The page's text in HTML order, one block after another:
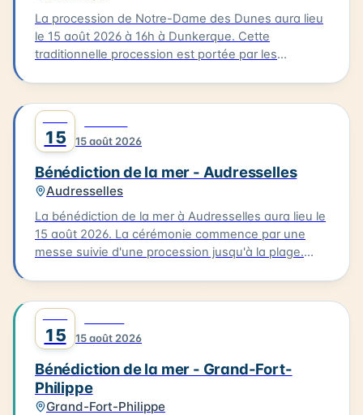
La procession de Notre-Dame des Dunes aura lieu
le 15 août 2026 à 16h à Dunkerque. Cette
traditionnelle procession est portée par les
Notre-Dame des Dunes jusqu'au quai des Anglais.
Là, se déroule la bénédiction, suivie d'une sortie
des bateaux pour un dépôt de gerbe en mer.
15 15 août 2026
Bénédiction de la mer - Audresselles
Audresselles
La bénédiction de la mer à Audresselles aura lieu le
15 août 2026. La cérémonie commence par une
messe suivie d'une procession jusqu'à la plage.
les habitants et les visiteurs de la Côte d'Opale. La
bénédiction de la mer est un événement culturel qui
célèbre la richesse maritime de la région.
15 15 août 2026
Bénédiction de la mer - Grand-Fort-
Philippe
Grand-Fort-Philippe